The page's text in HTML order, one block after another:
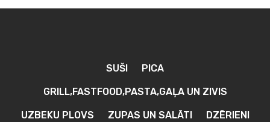
SUŠI PICA
GRILL,FASTFOOD,PASTA,GAĻA UN ZIVIS
UZBEKU PLOVS ZUPAS UN SALĀTI DZĒRIENI